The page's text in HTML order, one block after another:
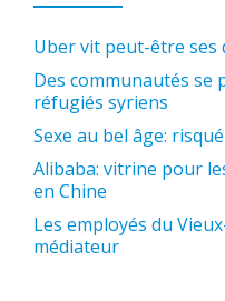
Uber vit peut-être ses
Des communautés se
réfugiés syriens
Sexe au bel âge:
Alibaba: vitrine pour
en Chine
Les employés du
médiateur